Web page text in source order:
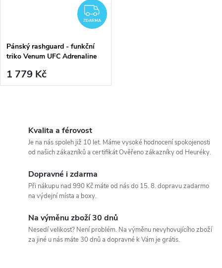
ZDARMA
ZDARMA
Pánský rashguard - funkční
triko Venum UFC Adrenaline
dlouhé rukávy - Urban Camo
1 779 Kč
Kvalita a férovost
Je na nás spoleh již 10 let. Máme vysoké hodnocení spokojenosti
od našich zákazníků a certifikát Ověřeno zákazníky od Heuréky.
Dopravné i zdarma
Při nákupu nad 990 Kč máte od nás do 15. 8. dopravu zadarmo
na výdejní místa a boxy.
Na výměnu zboží 30 dnů
Nesedí velikost? Není problém. Na výměnu nevyhovujícího zboží
za jiné u nás máte 30 dnů a dopravné k Vám je grátis.